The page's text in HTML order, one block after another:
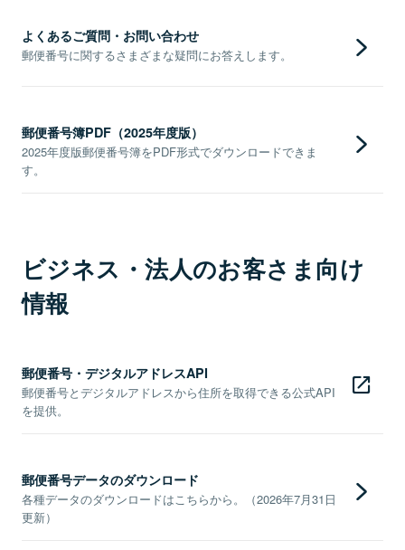
よくあるご質問・お問い合わせ
郵便番号に関するさまざまな疑問にお答えします。
郵便番号簿PDF（2025年度版）
2025年度版郵便番号簿をPDF形式でダウンロードできま
す。
ビジネス・法人のお客さま向け
情報
郵便番号・デジタルアドレスAPI
郵便番号とデジタルアドレスから住所を取得できる公式API
を提供。
郵便番号データのダウンロード
各種データのダウンロードはこちらから。（2026年7月31日
更新）